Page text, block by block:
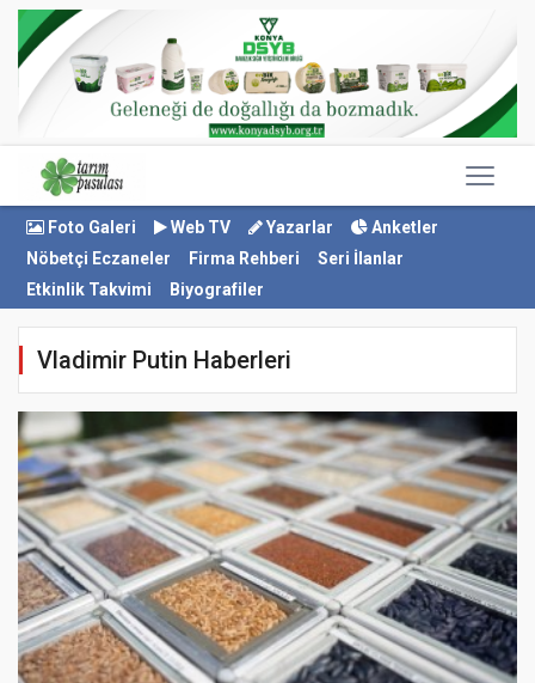
Foto Galeri Web TV Yazarlar
Anketler
Nöbetçi Eczaneler
Firma Rehberi
Seri İlanlar
Etkinlik Takvimi
Biyografiler
Vladimir Putin Haberleri